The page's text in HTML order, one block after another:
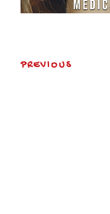
PREVIOUS